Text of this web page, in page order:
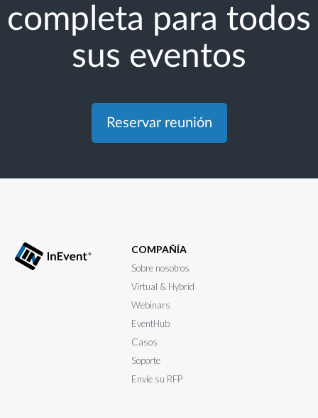
completa para todos
sus eventos
Reservar reunión
COMPAÑÍA
Sobre nosotros
Virtual & Hybrid
Webinars
EventHub
Casos
Soporte
Envíe su RFP